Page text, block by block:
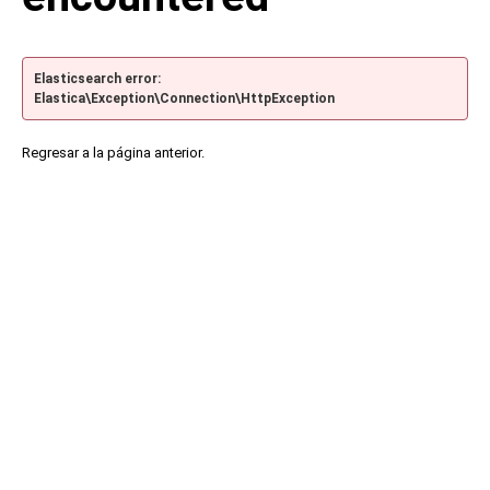
Elasticsearch error:
Elastica\Exception\Connection\HttpException
Regresar a la página anterior.